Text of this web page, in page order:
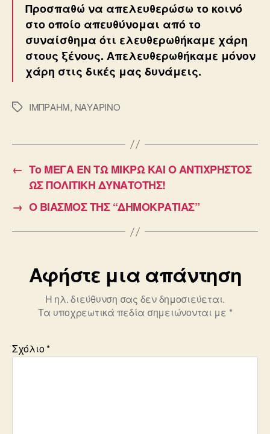
Προσπαθώ να απελευθερώσω το κοινό
στο οποίο απευθύνομαι από το
συναίσθημα ότι ελευθερωθήκαμε χάρη
στους ξένους. Απελευθερωθήκαμε μόνον
χάρη στις δικές μας δυνάμεις.
ΕτικέτεςΙΜΠΡΑΗΜ, ΝΑΥΑΡΙΝΟ
← Το ΜΕΓΑ ΕΝ ΤΩ ΜΙΚΡΩ ΚΑΙ Ο ΑΝΤΙΧΡΗΣΤΟΣ
ΩΣ ΠΟΛΙΤΙΚΗ ΔΥΝΑΤΟΤΗΣ!
→ Ο ΒΙΑΣΜΟΣ ΤΗΣ “ΔΗΜΟΚΡΑΤΙΑΣ”
Αφήστε μια απάντηση
Η ηλ. διεύθυνση σας δεν δημοσιεύεται.
Τα υποχρεωτικά πεδία σημειώνονται με *
Σχόλιο*